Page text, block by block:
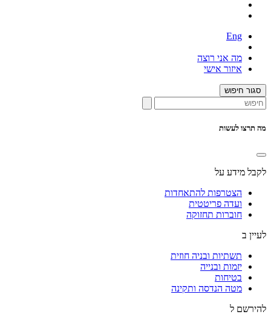
Eng
מה אני רוצה
איזור אישי
סגור חיפוש
מה תרצו לעשות
לקבל מידע על
הצטרפות להתאחדות
ועדה פריטטית
חוברות תחזוקה
לעיין ב
תשתיות ובניה חוזית
יזמות ובנייה
בטיחות
מטה הנדסה ותקינה
להירשם ל